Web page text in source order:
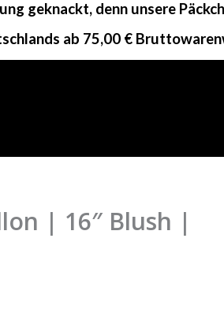
geknackt, denn unsere
ab 75,00 €
| 16″ Blush |